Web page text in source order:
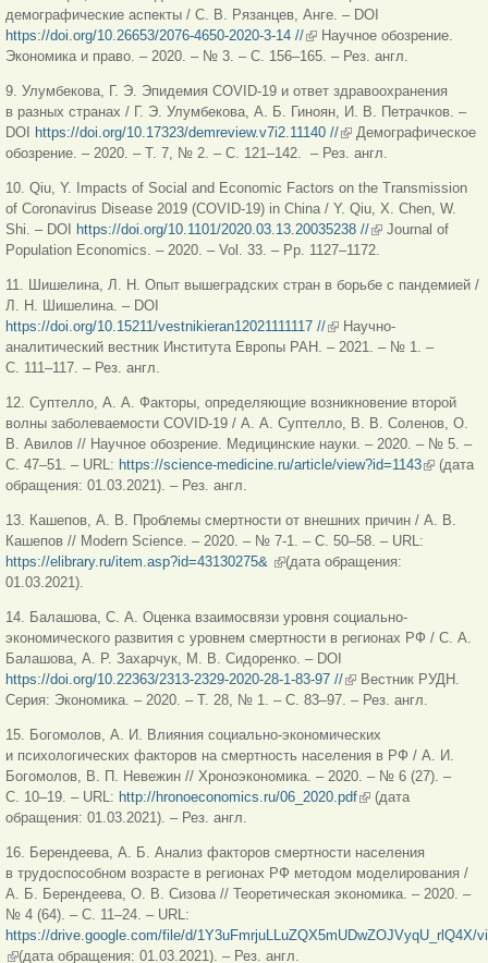
демографические аспекты / С. В. Рязанцев, Анге. – DOI
https://doi.org/10.26653/2076-4650-2020-3-14 //(внешняя ссылка)
Научное обозрение.
Экономика и право. – 2020. – № 3. – С. 156–165. – Рез. англ.
9. Улумбекова, Г. Э. Эпидемия COVID-19 и ответ здравоохранения
в разных странах / Г. Э. Улумбекова, А. Б. Гиноян, И. В. Петрачков. –
DOI
https://doi.org/10.17323/demreview.v7i2.11140 //(внешняя ссылка)
Демографическое
обозрение. – 2020. – Т. 7, № 2. – С. 121–142. – Рез. англ.
10. Qiu, Y. Impacts of Social and Economic Factors on the Transmission
of Coronavirus Disease 2019 (COVID-19) in China / Y. Qiu, X. Chen, W.
Shi. – DOI
https://doi.org/10.1101/2020.03.13.20035238 //(внешняя ссылка)
Journal of
Population Economics. – 2020. – Vol. 33. – Pp. 1127–1172.
11. Шишелина, Л. Н. Опыт вышеградских стран в борьбе с пандемией /
Л. Н. Шишелина. – DOI
https://doi.org/10.15211/vestnikieran12021111117 //(внешняя ссылка)
Научно-
аналитический вестник Института Европы РАН. – 2021. – № 1. –
С. 111–117. – Рез. англ.
12. Суптелло, А. А. Факторы, определяющие возникновение второй
волны заболеваемости COVID-19 / А. А. Суптелло, В. В. Соленов, О.
В. Авилов // Научное обозрение. Медицинские науки. – 2020. – № 5. –
С. 47–51. – URL: https://science-medicine.ru/article/view?id=1143(внешняя
(дата
обращения: 01.03.2021). – Рез. англ.
13. Кашепов, А. В. Проблемы смертности от внешних причин / А. В.
Кашепов // Modern Science. – 2020. – № 7-1. – С. 50–58. – URL:
https://elibrary.ru/item.asp?id=43130275& (внешняя ссылка)
(дата обращения:
01.03.2021).
14. Балашова, С. А. Оценка взаимосвязи уровня социально-
экономического развития с уровнем смертности в регионах РФ / С. А.
Балашова, А. Р. Захарчук, М. В. Сидоренко. – DOI
https://doi.org/10.22363/2313-2329-2020-28-1-83-97 //(внешняя ссылка)
Вестник РУДН.
Серия: Экономика. – 2020. – Т. 28, № 1. – С. 83–97. – Рез. англ.
15. Богомолов, А. И. Влияния социально-экономических
и психологических факторов на смертность населения в РФ / А. И.
Богомолов, В. П. Невежин // Хроноэкономика. – 2020. – № 6 (27). –
С. 10–19. – URL: http://hronoeconomics.ru/06_2020.pdf(внешняя ссылка)
(дата
обращения: 01.03.2021). – Рез. англ.
16. Берендеева, А. Б. Анализ факторов смертности населения
в трудоспособном возрасте в регионах РФ методом моделирования /
А. Б. Берендеева, О. В. Сизова // Теоретическая экономика. – 2020. –
№ 4 (64). – С. 11–24. – URL:
https://drive.google.com/file/d/1Y3uFmrjuLLuZQX5mUDwZOJVyqU_rlQ4X/
(внешняя ссылка)
(дата обращения: 01.03.2021). – Рез. англ.